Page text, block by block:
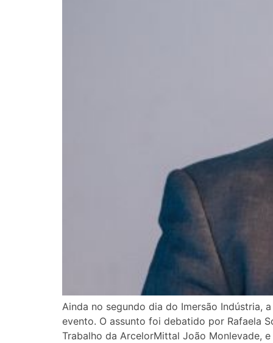
Ainda no segundo dia do Imersão Indústria,
evento. O assunto foi debatido por Rafaela
Trabalho da ArcelorMittal João Monlevade,